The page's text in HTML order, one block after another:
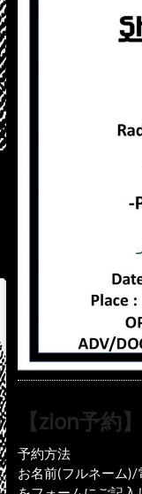
【zion予約】
予約方法
お名前(フルネーム